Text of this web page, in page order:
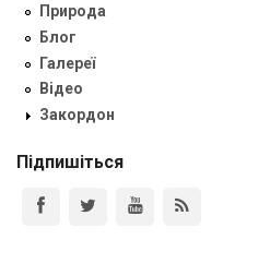
Природа
Блог
Галереї
Відео
Закордон
Підпишіться